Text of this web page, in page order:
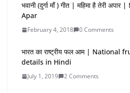
भवानी (दुर्गा माँ ) गीत | महिमा है तेरी
Apar
February 4, 2018 0 Comments
भारत का राष्‍ट्रीय फल आम | National
details in Hindi
July 1, 2019 2 Comments